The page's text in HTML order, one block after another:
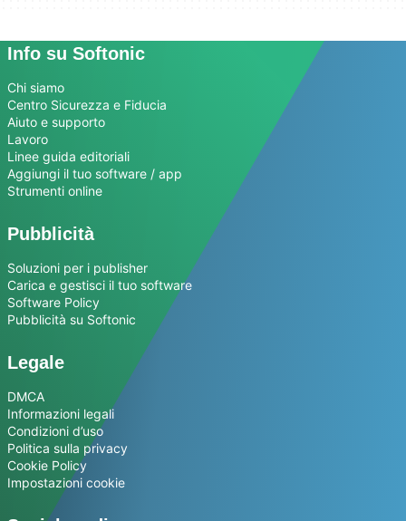
Info su Softonic
Chi siamo
Centro Sicurezza e Fiducia
Aiuto e supporto
Lavoro
Linee guida editoriali
Aggiungi il tuo software / app
Strumenti online
Pubblicità
Soluzioni per i publisher
Carica e gestisci il tuo software
Software Policy
Pubblicità su Softonic
Legale
DMCA
Informazioni legali
Condizioni d’uso
Politica sulla privacy
Cookie Policy
Impostazioni cookie